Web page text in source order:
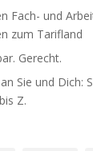
Fach- und
zum Tarifland
Gerecht.
Sie und Dich:
Z.